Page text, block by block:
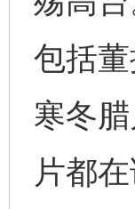
包括
寒冬
片都